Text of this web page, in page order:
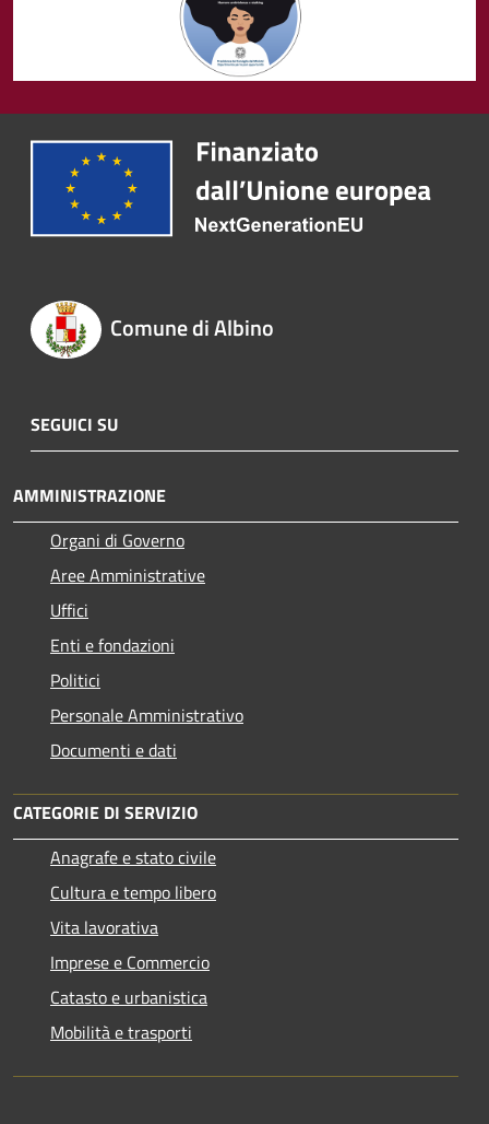
Comune di Albino
SEGUICI SU
AMMINISTRAZIONE
Organi di Governo
Aree Amministrative
Uffici
Enti e fondazioni
Politici
Personale Amministrativo
Documenti e dati
CATEGORIE DI SERVIZIO
Anagrafe e stato civile
Cultura e tempo libero
Vita lavorativa
Imprese e Commercio
Catasto e urbanistica
Mobilità e trasporti